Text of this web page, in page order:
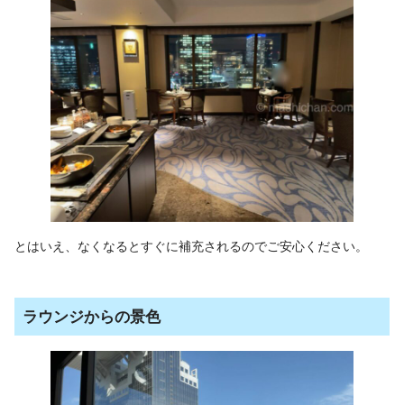
とはいえ、なくなるとすぐに補充されるのでご安心ください。
ラウンジからの景色